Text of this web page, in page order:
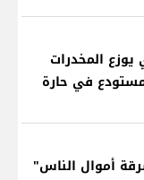
المخدرات
في حارة
أموال الناس"